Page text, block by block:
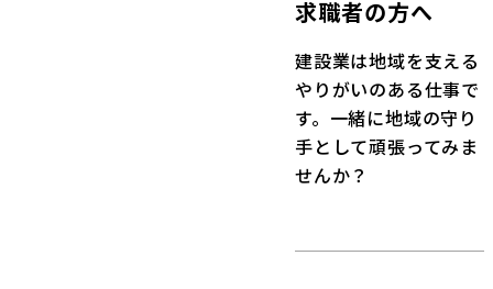
求職者の方へ
建設業は地域を支える
やりがいのある仕事で
す。一緒に地域の守り
手として頑張ってみま
せんか？